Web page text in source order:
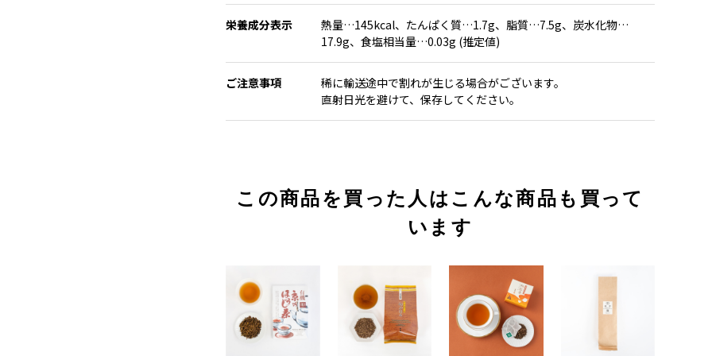
栄養成分表示
熱量…145kcal、たんぱく質…1.7g、脂質…7.5g、炭水化物…
17.9g、食塩相当量…0.03g (推定値)
ご注意事項
稀に輸送途中で割れが生じる場合がございます。
直射日光を避けて、保存してください。
この商品を買った人はこんな商品も買って
います